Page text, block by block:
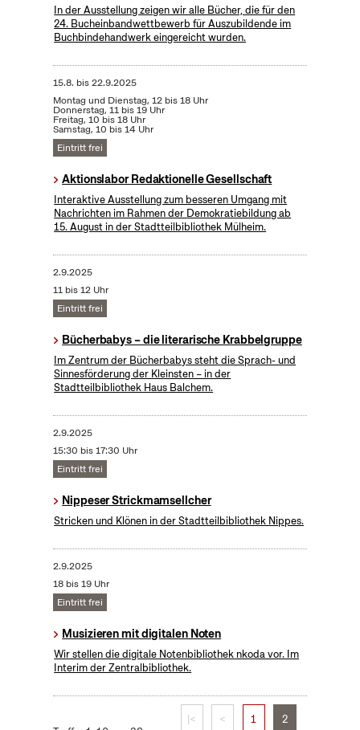
In der Ausstellung zeigen wir alle Bücher, die für den
24. Bucheinbandwettbewerb für Auszubildende im
Buchbindehandwerk eingereicht wurden.
15.8. bis22.9.2025
Montag und Dienstag, 12 bis 18 Uhr
Donnerstag, 11 bis 19 Uhr
Freitag, 10 bis 18 Uhr
Samstag, 10 bis 14 Uhr
Eintritt frei
Aktionslabor Redaktionelle Gesellschaft
Interaktive Ausstellung zum besseren Umgang mit
Nachrichten im Rahmen der Demokratiebildung ab
15. August in der Stadtteilbibliothek Mülheim.
2.9.2025
11 bis 12 Uhr
Eintritt frei
Bücherbabys – die literarische Krabbelgruppe
Im Zentrum der Bücherbabys steht die Sprach- und
Sinnesförderung der Kleinsten – in der
Stadtteilbibliothek Haus Balchem.
2.9.2025
15:30 bis 17:30 Uhr
Eintritt frei
Nippeser Strickmamsellcher
Stricken und Klönen in der Stadtteilbibliothek Nippes.
2.9.2025
18 bis 19 Uhr
Eintritt frei
Musizieren mit digitalen Noten
Wir stellen die digitale Notenbibliothek nkoda vor. Im
Interim der Zentralbibliothek.
|< < 1 2